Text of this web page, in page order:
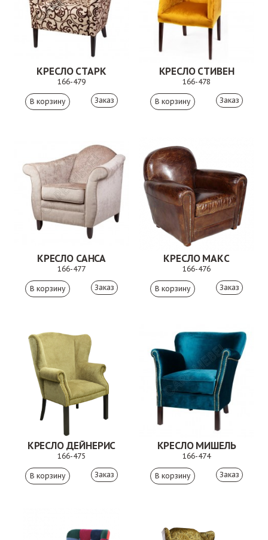
КРЕСЛО СТАРК
166-479
Заказ
КРЕСЛО СТИВЕН
166-478
Заказ
КРЕСЛО САНСА
166-477
Заказ
КРЕСЛО МАКС
166-476
Заказ
КРЕСЛО ДЕЙНЕРИС
166-475
Заказ
КРЕСЛО МИШЕЛЬ
166-474
Заказ